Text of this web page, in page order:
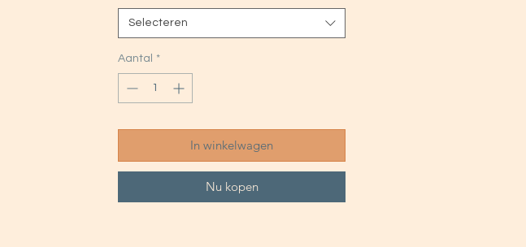
Selecteren
Aantal *
In winkelwagen
Nu kopen